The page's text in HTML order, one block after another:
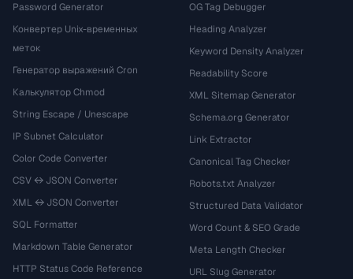
Password Generator
Конвертер Unix-временных
меток
Генератор выражений Cron
Калькулятор Chmod
String Escape / Unescape
IP Subnet Calculator
Color Code Converter
CSV ↔ JSON Converter
XML ↔ JSON Converter
SQL Formatter
Markdown Table Generator
HTTP Status Code Reference
OG Tag Debugger
Heading Analyzer
Keyword Density Analyzer
Readability Score
XML Sitemap Generator
Schema.org Generator
Link Extractor
Canonical Tag Checker
Robots.txt Analyzer
Structured Data Validator
Word Count & SEO Grade
Meta Length Checker
URL Slug Generator